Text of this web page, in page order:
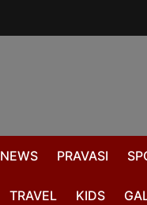
NEWS PRAVASI
TRAVEL KIDS